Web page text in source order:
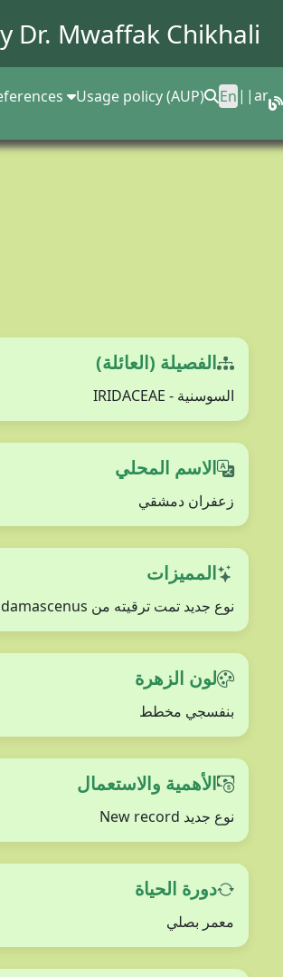
Dr. Mwaffak Chikhali
Usage policy (AUP) En ||ar
الفصيلة (العائلة)
السوسنية - IRIDACEAE
الاسم المحلي
زعفران دمشقي
المميزات
نوع جديد تمت ترقيته من Crocus cancellatus f. damascenus حسب موتيرد إلى نوع
لون الزهرة
بنفسجي مخطط
الأهمية والاستعمال
نوع جديد New record
دورة الحياة
معمر بصلي